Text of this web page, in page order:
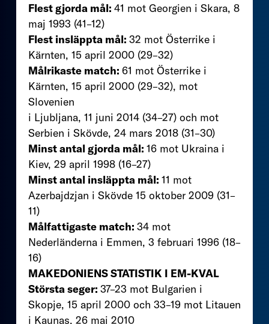
Flest gjorda mål: 41 mot Georgien i Skara, 8
maj 1993 (41–12)
Flest insläppta mål: 32 mot Österrike i
Kärnten, 15 april 2000 (29–32)
Målrikaste match: 61 mot Österrike i
Kärnten, 15 april 2000 (29–32), mot
Slovenien
i Ljubljana, 11 juni 2014 (34–27) och mot
Serbien i Skövde, 24 mars 2018 (31–30)
Minst antal gjorda mål: 16 mot Ukraina i
Kiev, 29 april 1998 (16–27)
Minst antal insläppta mål: 11 mot
Azerbajdzjan i Skövde 15 oktober 2009 (31–
11)
Målfattigaste match: 34 mot
Nederländerna i Emmen, 3 februari 1996 (18–
16)
MAKEDONIENS STATISTIK I EM-KVAL
Största seger: 37–23 mot Bulgarien i
Skopje, 15 april 2000 och 33–19 mot Litauen
i Kaunas, 26 maj 2010